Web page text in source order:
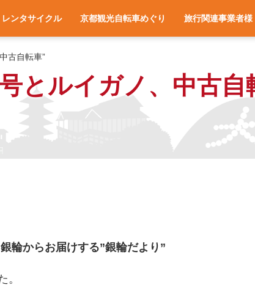
ス
レンタサイクル
車種と料金
各サイクルターミナルへのアクセス
レンタサイクル予約
お役立ち情報
よくある質問
京都観光自転車めぐり 旅行関連事業者様
旅行関連業者様
古自転車”
とルイガノ、中古自
輪からお届けする”銀輪だより”
。